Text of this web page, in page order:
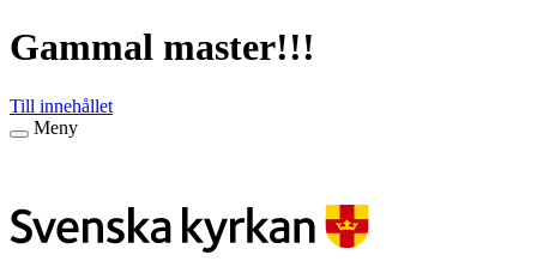
Gammal master!!!
Till innehållet
Meny